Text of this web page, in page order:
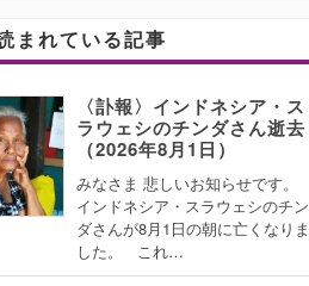
まれている記事
〈訃報〉インドネシア・ス
ラウェシのチンダさん逝去
（2026年8月1日）
みなさま 悲しいお知らせです。
インドネシア・スラウェシのチン
ダさんが8月1日の朝に亡くなりま
した。 これ…